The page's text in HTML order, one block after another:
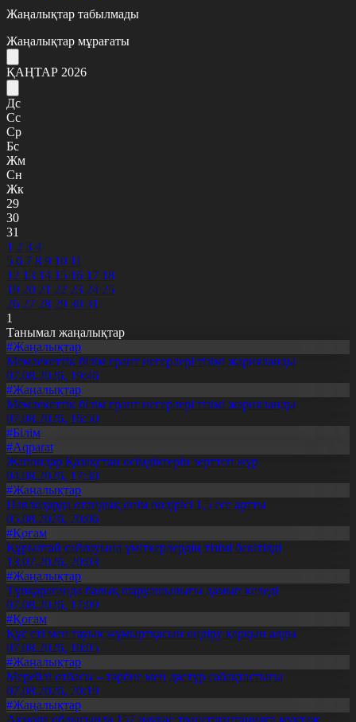
Жаңалықтар табылмады
Жаңалықтар мұрағаты
ҚАҢТАР 2026
Дс
Сс
Ср
Бс
Жм
Сн
Жк
29
30
31
1 2 3 4
5 6 7 8 9 10 11
12 13 14 15 16 17 18
19 20 21 22 23 24 25
26 27 28 29 30 31
1
Танымал жаңалықтар
#Жаңалықтар
Мемлекеттік білім грант иегерлері тізімі жарияланды
07.08.2026, 19:46
#Жаңалықтар
Мемлекеттік білім грант иегерлері тізімі жарияланды
07.08.2026, 16:50
#Білім
#Aqparat
Жапондар Қазақстан өсімдіктерін зерттеп жүр
04.08.2026, 17:30
#Жаңалықтар
Павлодарда отандық өнім өндірісі 1,5 есе артты
05.08.2026, 20:06
#Қоғам
Құрылтай сайлауына үміткерлердің тізімі бекітілді
13.07.2026, 20:03
#Жаңалықтар
Түпқарағанда балық шаруашылығы дамып келеді
07.08.2026, 17:09
#Қоғам
Құс еті мен тауық жұмыртқасын өндіру қарқын алды
07.08.2026, 10:05
#Жаңалықтар
Мерейлі отбасы – тәрбие мен дәстүр сабақтастығы
07.08.2026, 20:19
#Жаңалықтар
Ақмола облысында 157 науқас трансплантацияға мұқтаж